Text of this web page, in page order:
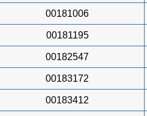
00181006
00181195
00182547
00183172
00183412